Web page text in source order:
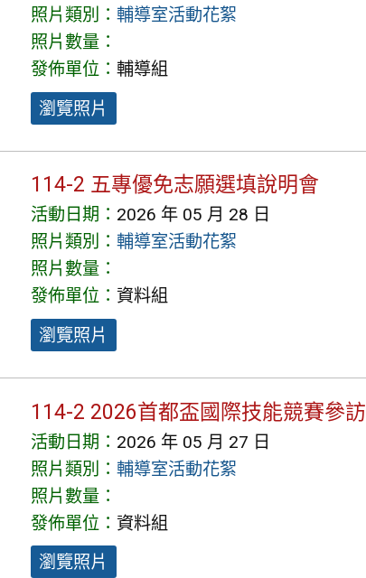
照片類別： 輔導室活動花絮
照片數量：
發佈單位： 輔導組
瀏覽照片
114-2 五專優免志願選填說明會
活動日期： 2026 年 05 月 28 日
照片類別： 輔導室活動花絮
照片數量：
發佈單位： 資料組
瀏覽照片
114-2 2026首都盃國際技能競賽參訪
活動日期： 2026 年 05 月 27 日
照片類別： 輔導室活動花絮
照片數量：
發佈單位： 資料組
瀏覽照片